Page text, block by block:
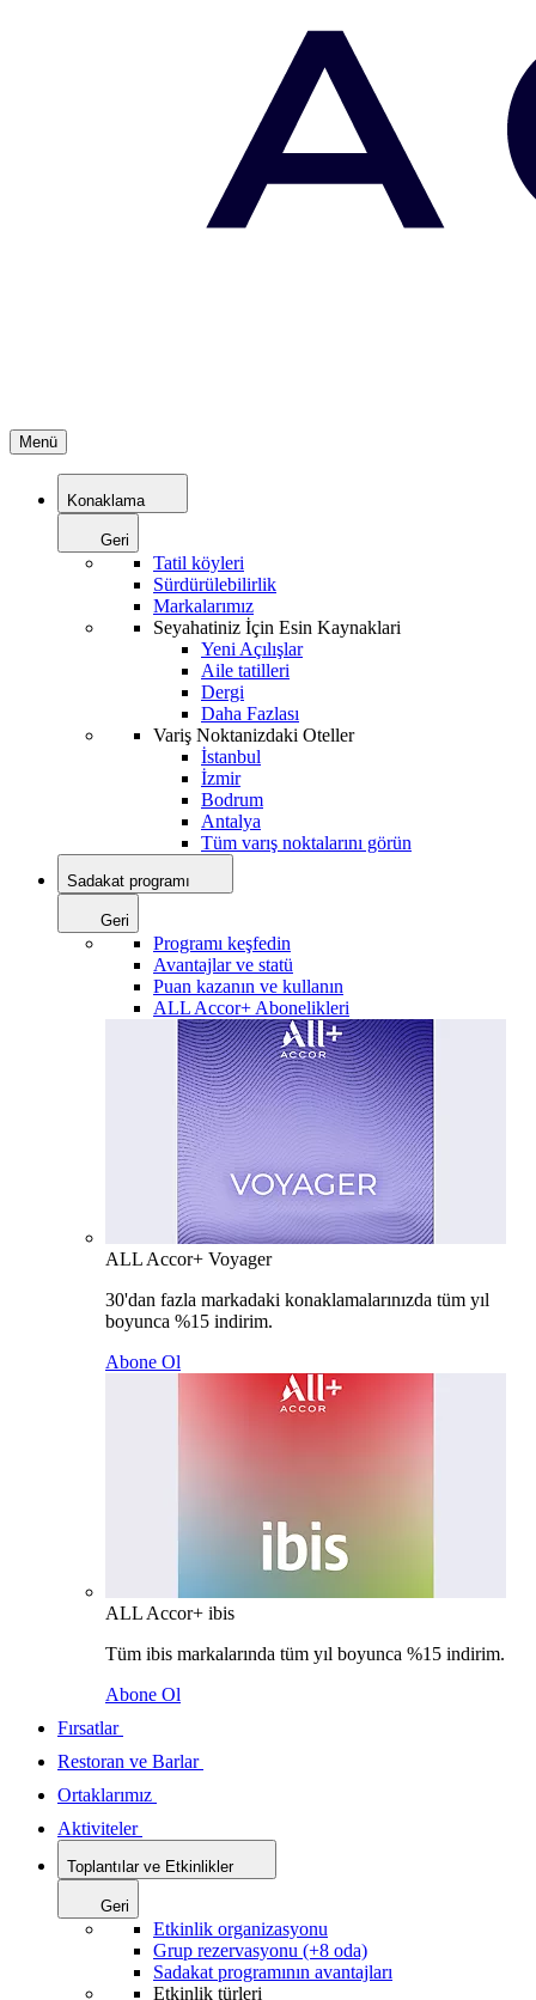
Menü
Konaklama
Geri
Tatil köyleri
Sürdürülebilirlik
Markalarımız
Seyahatiniz İçin Esin Kaynaklari
Yeni Açılışlar
Aile tatilleri
Dergi
Daha Fazlası
Variş Noktanizdaki Oteller
İstanbul
İzmir
Bodrum
Antalya
Tüm varış noktalarını görün
Sadakat programı
Geri
Programı keşfedin
Avantajlar ve statü
Puan kazanın ve kullanın
ALL Accor+ Abonelikleri
ALL Accor+ Voyager
30'dan fazla markadaki konaklamalarınızda tüm yıl
boyunca %15 indirim.
Abone Ol
ALL Accor+ ibis
Tüm ibis markalarında tüm yıl boyunca %15 indirim.
Abone Ol
Fırsatlar
Restoran ve Barlar
Ortaklarımız
Aktiviteler
Toplantılar ve Etkinlikler
Geri
Etkinlik organizasyonu
Grup rezervasyonu (+8 oda)
Sadakat programının avantajları
Etkinlik türleri